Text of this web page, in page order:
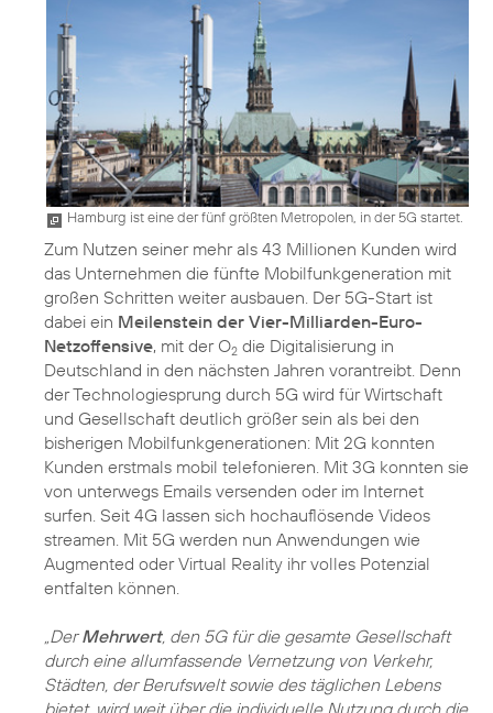
Hamburg ist eine der fünf größten Metropolen, in der 5G startet.
Zum Nutzen seiner mehr als 43 Millionen Kunden wird
das Unternehmen die fünfte Mobilfunkgeneration mit
großen Schritten weiter ausbauen. Der 5G-Start ist
dabei ein Meilenstein der Vier-Milliarden-Euro-
Netzoffensive, mit der O2 die Digitalisierung in
Deutschland in den nächsten Jahren vorantreibt. Denn
der Technologiesprung durch 5G wird für Wirtschaft
und Gesellschaft deutlich größer sein als bei den
bisherigen Mobilfunkgenerationen: Mit 2G konnten
Kunden erstmals mobil telefonieren. Mit 3G konnten sie
von unterwegs Emails versenden oder im Internet
surfen. Seit 4G lassen sich hochauflösende Videos
streamen. Mit 5G werden nun Anwendungen wie
Augmented oder Virtual Reality ihr volles Potenzial
entfalten können.
„DerMehrwert, den 5G für die gesamte Gesellschaft
durch eine allumfassende Vernetzung von Verkehr,
Städten, der Berufswelt sowie des täglichen Lebens
bietet, wird weit über die individuelle Nutzung durch die